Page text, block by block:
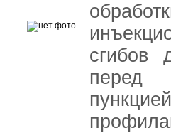
сгибов
перед